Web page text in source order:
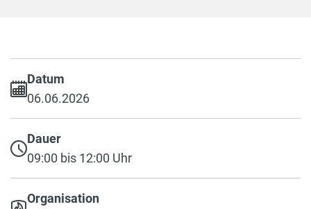
Datum
06.06.2026
Dauer
09:00 bis 12:00 Uhr
Organisation